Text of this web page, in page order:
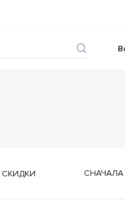
СКИДКИ